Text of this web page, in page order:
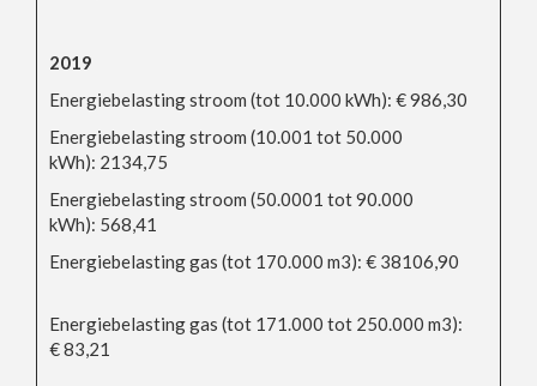
2019
Energiebelasting stroom (tot 10.000 kWh): € 986,30
Energiebelasting stroom (10.001 tot 50.000
kWh): 2134,75
Energiebelasting stroom (50.0001 tot 90.000
kWh): 568,41
Energiebelasting gas (tot 170.000 m3): € 38106,90
Energiebelasting gas (tot 171.000 tot 250.000 m3):
€ 83,21